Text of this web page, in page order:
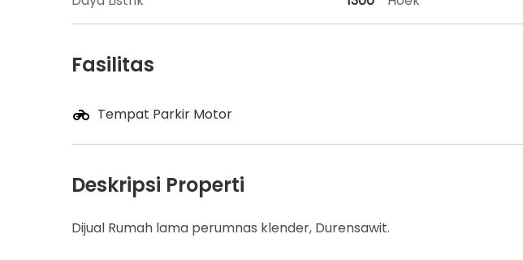
Fasilitas
Tempat Parkir Motor
Deskripsi Properti
Dijual Rumah lama perumnas klender, Durensawit.